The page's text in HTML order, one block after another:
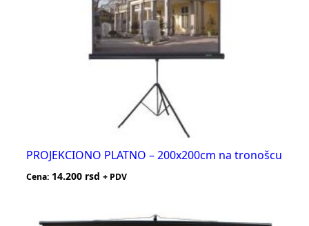
PROJEKCIONO PLATNO – 200x200cm na tronošcu
Cena: 14.200 rsd + PDV